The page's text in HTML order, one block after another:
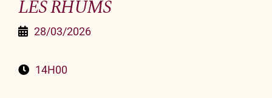
LES RHUMS
28/03/2026
14H00